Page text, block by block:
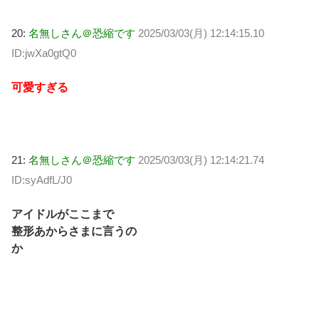
20: 名無しさん＠恐縮です 2025/03/03(月) 12:14:15.10
ID:jwXa0gtQ0
可愛すぎる
21: 名無しさん＠恐縮です 2025/03/03(月) 12:14:21.74
ID:syAdfL/J0
アイドルがここまで
整形あからさまに言うの
か